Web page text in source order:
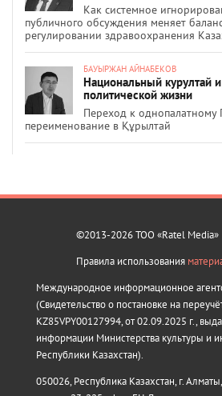
Как системное
публичного обсуждения меняет
регулировании здравоохранения
БАУЫРЖАН АЙНАБЕКОВ
Национальный курултай
политической жизни
Переход к однопалатному
переименование в Құрылтай
©2013-2026 ТОО «Ratel Media»
Правила использования
Международное информационное
(Свидетельство о постановке на
KZ85VPY00127994, от 02.09.2025 г.,
информации Министерства культуры и
Республики Казахстан).
050026, Республика Казахстан, г.